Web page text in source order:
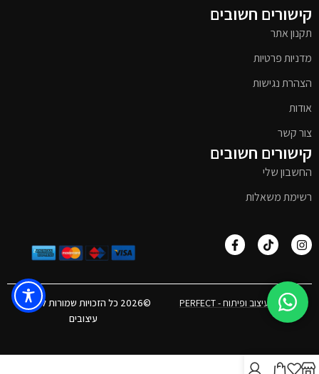
קישורים חשובים
תקנון אתר
מדניות פרטיות
הצהרת נגישות
אודות
צור קשר
קישורים חשובים
החשבון שלי
רשימת משאלות
אפיון, עיצוב ופיתוח - PERFECT
©2026 כל הזכויות שמורות לטימבר
עיצובים